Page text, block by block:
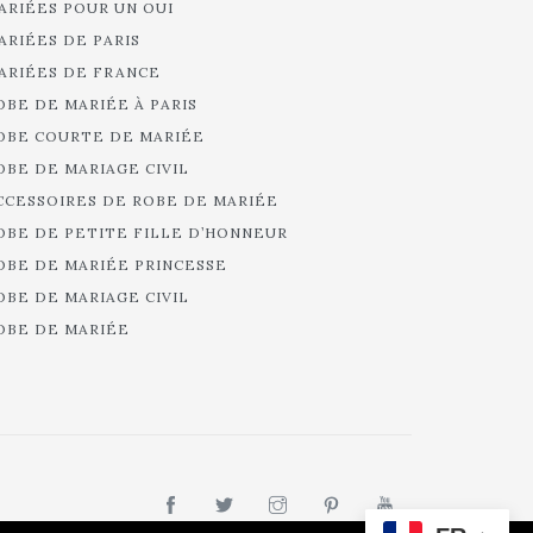
POUR UN OUI
DE PARIS
DE FRANCE
DE MARIÉE À PARIS
COURTE DE MARIÉE
DE MARIAGE CIVIL
DE ROBE DE MARIÉE
DE PETITE FILLE D’HONNEUR
DE MARIÉE PRINCESSE
DE MARIAGE CIVIL
DE MARIÉE